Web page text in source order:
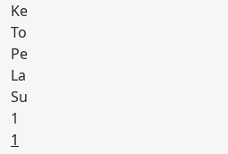
Ke
To
Pe
La
Su
1
1